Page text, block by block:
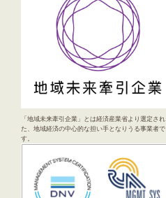
「地域未来牽引企業」とは経済産業省より選定され
た、地域経済の中心的な担い手となりうる事業者で
す。